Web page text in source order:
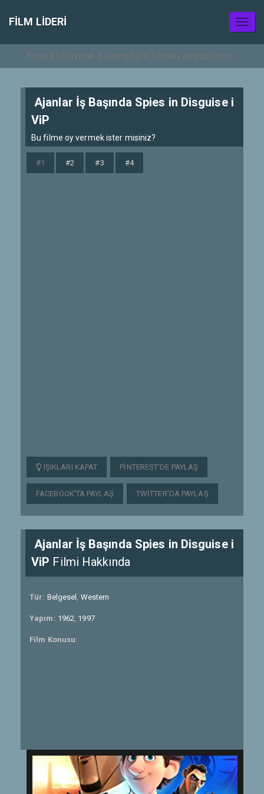
FILM LIDERI
Ajanlar İş Başında Spies in Disguise i
ViP
Bu filme oy vermek ister misiniz?
#1 #2 #3 #4
IŞIKLARI KAPAT PINTEREST'DE PAYLAŞ
FACEBOOK'TA PAYLAŞ TWITTER'DA PAYLAŞ
Ajanlar İş Başında Spies in Disguise i
ViP Filmi Hakkında
Tür: Belgesel , Western
Yapım: 1962, 1997
Film Konusu: